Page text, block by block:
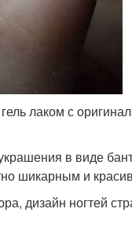
лаком с
в виде
шикарным и
дизайн ногтей